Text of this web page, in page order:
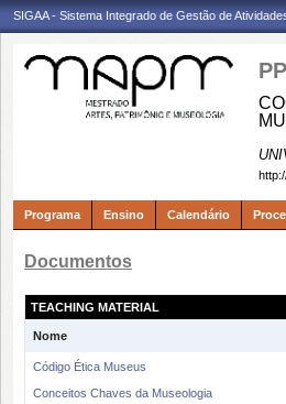
SIGAA - Sistema Integrado de Gestão de
Programa Ensino Calendário
Documentos
TEACHING MATERIAL
Nome
Código Ética Museus
Conceitos Chaves da Museologia